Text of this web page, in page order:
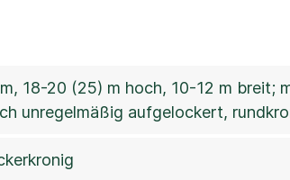
18-20 (25) m hoch, 10-12 m breit;
unregelmäßig aufgelockert,